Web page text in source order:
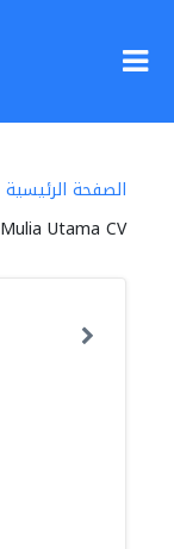
الصفحة الرئيسية
Mulia Utama CV